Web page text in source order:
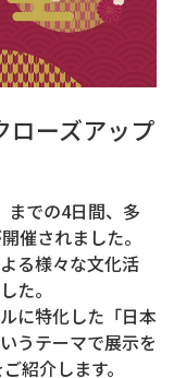
ローズアップ
での4日間、多
催されました。
る様々な文化活
た。
に特化した「日本
うテーマで展示を
紹介します。